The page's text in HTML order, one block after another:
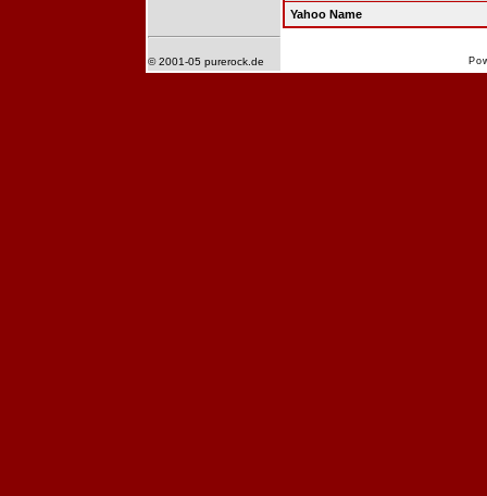
© 2001-05 purerock.de
Yahoo Name